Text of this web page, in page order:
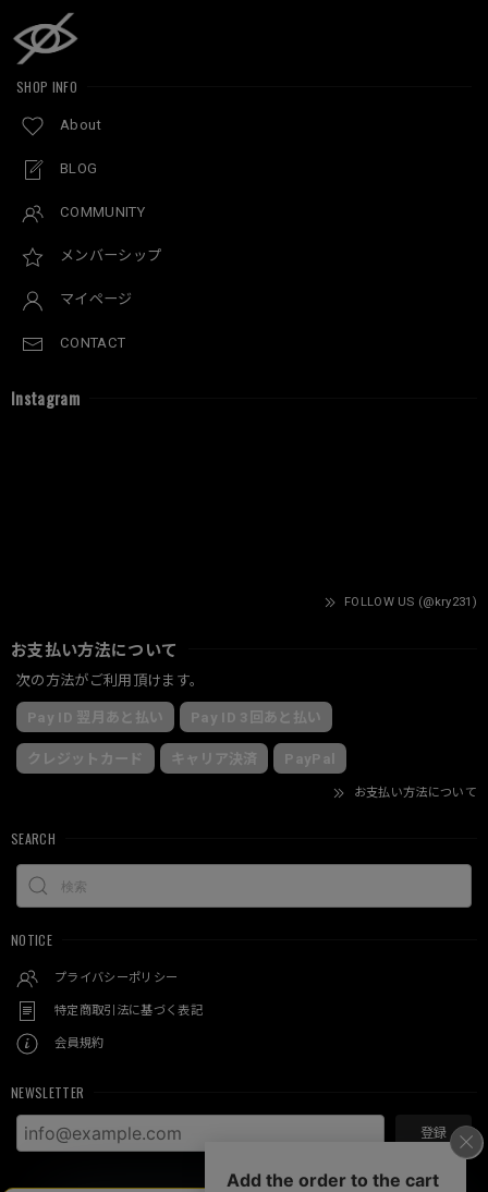
SHOP INFO
About
BLOG
COMMUNITY
メンバーシップ
マイページ
CONTACT
Instagram
FOLLOW US (@kry231)
お支払い方法について
次の方法がご利用頂けます。
Pay ID 翌月あと払い Pay ID 3回あと払い
クレジットカード キャリア決済 PayPal
お支払い方法について
SEARCH
NOTICE
プライバシーポリシー
特定商取引法に基づく表記
会員規約
NEWSLETTER
登録